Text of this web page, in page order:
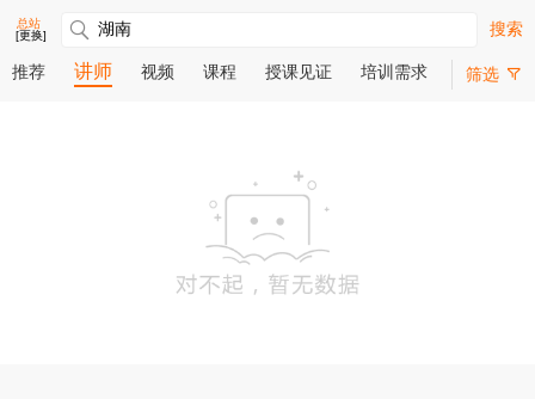
总站
[更换]
搜索
筛选
推荐 讲师 视频 课程 授课见证 培训需求